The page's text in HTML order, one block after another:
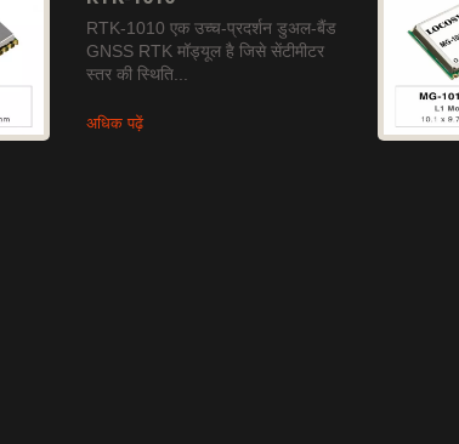
RTK-1010 एक उच्च-प्रदर्शन डुअल-बैंड
GNSS RTK मॉड्यूल है जिसे सेंटीमीटर
स्तर की स्थिति...
अधिक पढ़ें